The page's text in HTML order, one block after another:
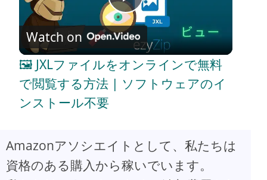
P
l
a
V
Watch on
🖼️ JXLファイルをオンラインで無料
で閲覧する方法 | ソフトウェアのイ
ンストール不要
Amazonアソシエイトとして、私たちは
資格のある購入から稼いでいます。